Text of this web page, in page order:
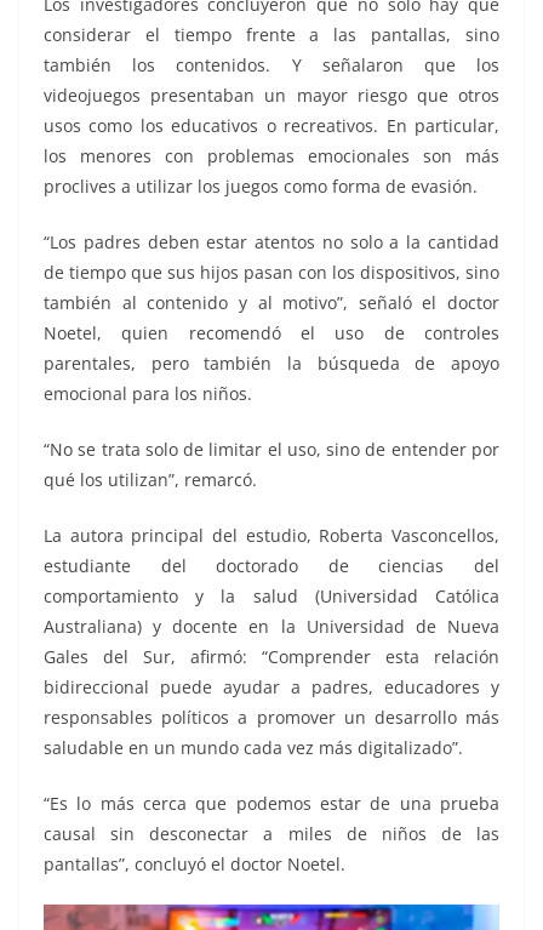
considerar el tiempo frente a las pantallas, sino
también los contenidos. Y señalaron que los
videojuegos presentaban un mayor riesgo que otros
usos como los educativos o recreativos. En particular,
los menores con problemas emocionales son más
proclives a utilizar los juegos como forma de evasión.
“Los padres deben estar atentos no solo a la cantidad
de tiempo que sus hijos pasan con los dispositivos, sino
también al contenido y al motivo”, señaló el doctor
Noetel, quien recomendó el uso de controles
parentales, pero también la búsqueda de apoyo
emocional para los niños.
“No se trata solo de limitar el uso, sino de entender por
qué los utilizan”, remarcó.
La autora principal del estudio, Roberta Vasconcellos,
estudiante del doctorado de ciencias del
comportamiento y la salud (Universidad Católica
Australiana) y docente en la Universidad de Nueva
Gales del Sur, afirmó: “Comprender esta relación
bidireccional puede ayudar a padres, educadores y
responsables políticos a promover un desarrollo más
saludable en un mundo cada vez más digitalizado”.
“Es lo más cerca que podemos estar de una prueba
causal sin desconectar a miles de niños de las
pantallas”, concluyó el doctor Noetel.